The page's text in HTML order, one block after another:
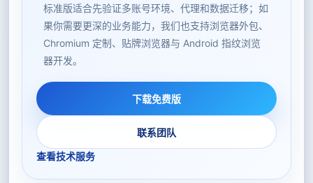
标准版适合先验证多账号环境、代理和数据迁移；如
果你需要更深的业务能力，我们也支持浏览器外包、
Chromium 定制、贴牌浏览器与 Android 指纹浏览
器开发。
下载免费版
联系团队
查看技术服务